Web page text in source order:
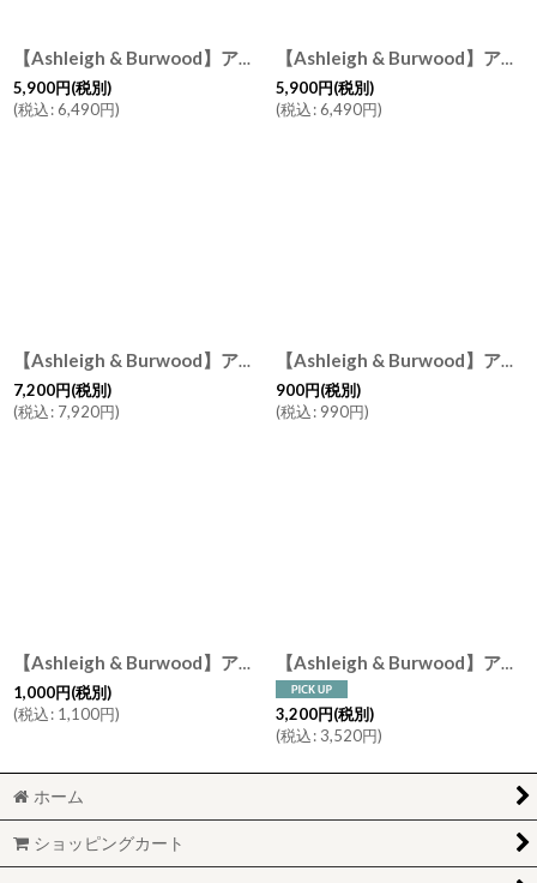
【Ashleigh & Burwood】アシュレイ＆バーウッド フレグランスランプS グラムロック Glam Rock ハンドメイド イギリス製
5,900円(税別)
(税込:6,490円)
【Ashleigh & Burwood】アシュレイ＆バーウッド フレグランスランプS エンチャンテッドフォレスト Enchanted Forest ハンドメイド イギリス製
5,900円(税別)
(税込:6,490円)
【Ashleigh & Burwood】アシュレイ＆バーウッド 消臭 フレグランスランプL ムーンライトドリーム Moonlight Dream ハンドメイド イギリス製
7,200円(税別)
(税込: 7,920円)
【Ashleigh & Burwood】アシュレイ＆バーウッド ウィックS
900円(税別)
(税込: 990円)
【Ashleigh & Burwood】アシュレイ＆バーウッド ウィックL
1,000円(税別)
(税込: 1,100円)
【Ashleigh & Burwood】アシュレイ＆バーウッド フレグランスオイル ピンクピオニー＆ムスク 500ml Pink Peony & Musk イギリス
3,200円(税別)
(税込: 3,520円)
ホーム
ショッピングカート